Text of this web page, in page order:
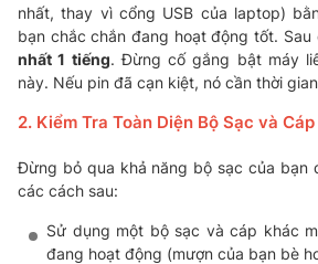
nhất, thay vì cổng USB của laptop)
bạn chắc chắn đang hoạt động tốt. Sau
nhất 1 tiếng. Đừng cố gắng bật máy
này. Nếu pin đã cạn kiệt, nó cần thời
2. Kiểm Tra Toàn Diện Bộ Sạc và Cáp
Đừng bỏ qua khả năng bộ sạc của bạn
các cách sau:
Sử dụng một bộ sạc và cáp khác
đang hoạt động (mượn của bạn bè